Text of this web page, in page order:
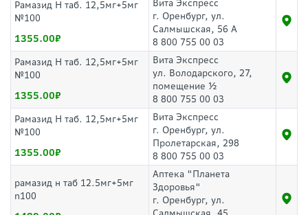
Рамазид Н таб. 12,5мг+5мг
№100
1355.00
Вита Экспресс
г. Оренбург, ул.
Салмышская, 56 А
8 800 755 00 03
Рамазид Н таб. 12,5мг+5мг
№100
1355.00
Вита Экспресс
ул. Володарского, 27,
помещение ½
8 800 755 00 03
Рамазид Н таб. 12,5мг+5мг
№100
1355.00
Вита Экспресс
г. Оренбург, ул.
Пролетарская, 298
8 800 755 00 03
рамазид н таб 12.5мг+5мг
n100
Аптека "Планета
Здоровья"
г. Оренбург, ул.